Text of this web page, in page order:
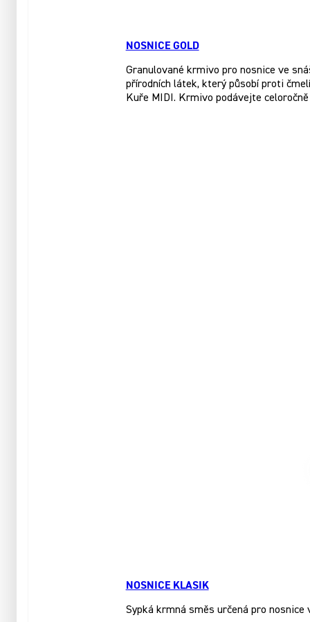
NOSNICE GOLD
Granulované krmivo pro nosnice ve
přírodních látek, který působí proti
Kuře MIDI. Krmivo podávejte
NOSNICE KLASIK
Sypká krmná směs určená pro